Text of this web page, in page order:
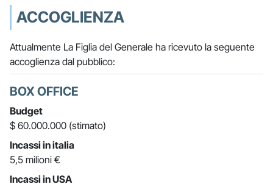
ACCOGLIENZA
Attualmente La Figlia del Generale ha ricevuto la seguente
accoglienza dal pubblico:
BOX OFFICE
Budget
$ 60.000.000 (stimato)
Incassi in italia
5,5 milioni €
Incassi in USA